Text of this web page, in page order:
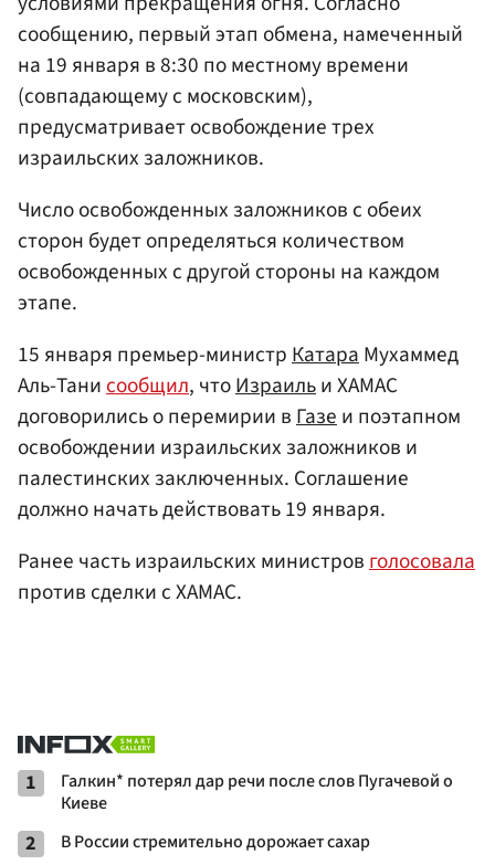
сообщению, первый этап обмена, намеченный
на 19 января в 8:30 по местному времени
(совпадающему с московским),
предусматривает освобождение трех
израильских заложников.
Число освобожденных заложников с обеих
сторон будет определяться количеством
освобожденных с другой стороны на каждом
этапе.
15 января премьер-министрКатараМухаммед
Аль-Танисообщил, чтоИзраильи ХАМАС
договорились о перемирии вГазеи поэтапном
освобождении израильских заложников и
палестинских заключенных. Соглашение
должно начать действовать 19 января.
Ранее часть израильских министровголосовала
против сделки с ХАМАС.
1
Галкин* потерял дар речи после слов Пугачевой о
Киеве
2 В России стремительно дорожает сахар